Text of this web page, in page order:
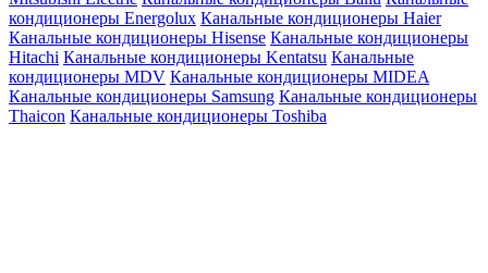
кондиционеры Energolux Канальные кондиционеры Haier
Канальные кондиционеры Hisense Канальные кондиционеры
Hitachi Канальные кондиционеры Kentatsu Канальные
кондиционеры MDV Канальные кондиционеры MIDEA
Канальные кондиционеры Samsung Канальные кондиционеры
Thaicon Канальные кондиционеры Toshiba